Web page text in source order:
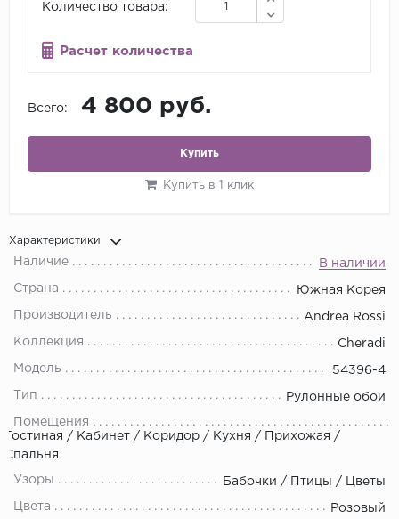
Количество товара:
Расчет количества
Всего: 4 800 руб.
Купить
Купить в 1 клик
Характеристики
Наличие В наличии
Страна Южная Корея
Производитель Andrea Rossi
Коллекция Cheradi
Модель 54396-4
Тип Рулонные обои
Помещения
Гостиная / Кабинет / Коридор / Кухня / Прихожая /
Спальня
Узоры Бабочки / Птицы / Цветы
Цвета Розовый